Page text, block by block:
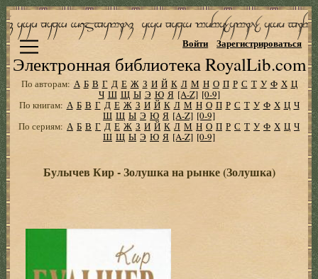
Электронная библиотека RoyalLib.com
Войти Зарегистрироваться
По авторам: А Б В Г Д Е Ж З И Й К Л М Н О П Р С Т У Ф Х Ц
Ч Ш Щ Ы Э Ю Я [A-Z] [0-9]
По книгам: А Б В Г Д Е Ж З И Й К Л М Н О П Р С Т У Ф Х Ц Ч
Ш Щ Ы Э Ю Я [A-Z] [0-9]
По сериям: А Б В Г Д Е Ж З И Й К Л М Н О П Р С Т У Ф Х Ц Ч
Ш Щ Ы Э Ю Я [A-Z] [0-9]
Булычев Кир - Золушка на рынке (Золушка)